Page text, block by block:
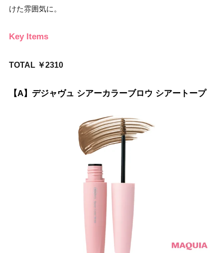
けた雰囲気に。
Key Items
TOTAL ￥2310
【A】デジャヴュ シアーカラーブロウ シアートープ